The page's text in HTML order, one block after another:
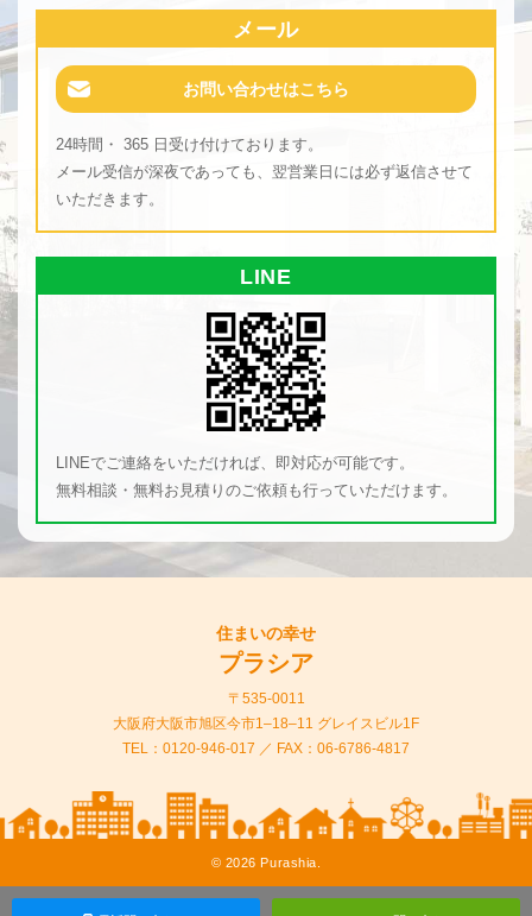
メール
お問い合わせはこちら
24時間・ 365 日受け付けております。
メール受信が深夜であっても、翌営業日には必ず返信させて
いただきます。
LINE
LINEでご連絡をいただければ、即対応が可能です。
無料相談・無料お見積りのご依頼も行っていただけます。
住まいの幸せ
プラシア
〒535-0011
大阪府大阪市旭区今市1–18–11 グレイスビル1F
TEL： 0120-946-017 ／ FAX：06-6786-4817
© 2026 Purashia.